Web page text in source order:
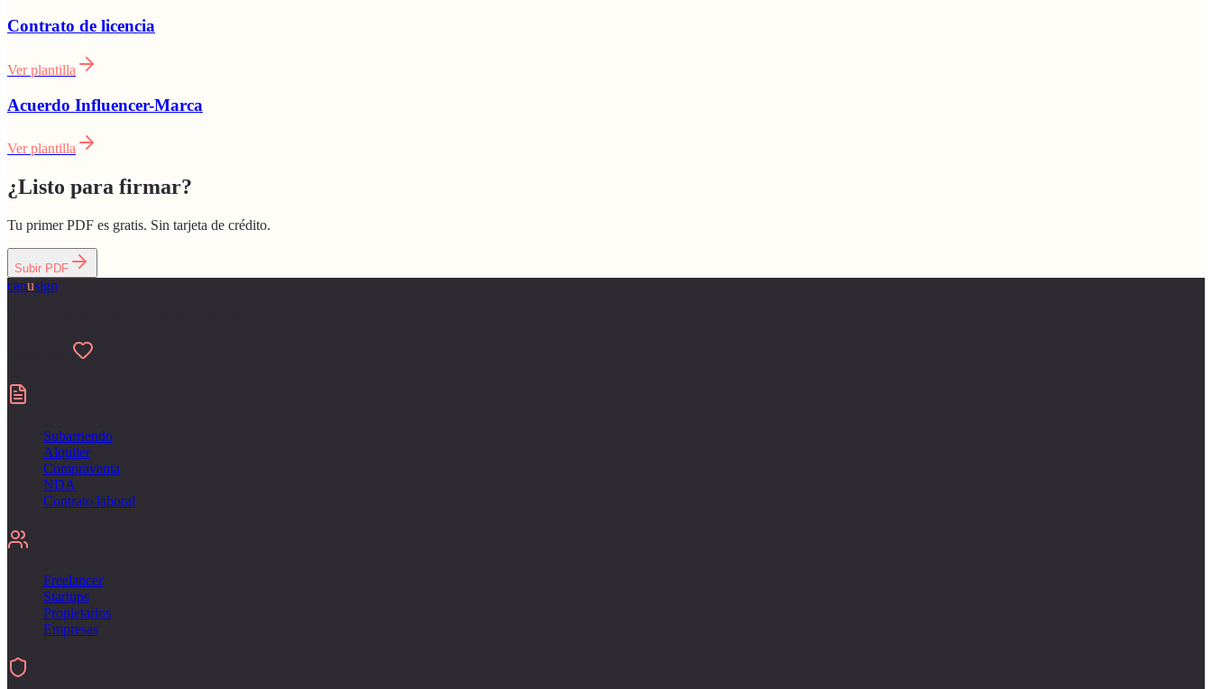
Contrato de licencia
Ver plantilla
Acuerdo Influencer-Marca
Ver plantilla
¿Listo para firmar?
Tu primer PDF es gratis. Sin tarjeta de crédito.
Subir PDF
canusign
Subarriendo
Alquiler
Compraventa
NDA
Contrato laboral
Freelancer
Startups
Propietarios
Empresas